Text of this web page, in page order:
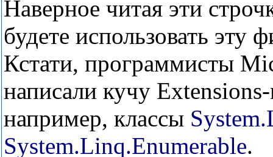
Наверное читая эти
будете использовать эту
Кстати, программисты
написали кучу
например, классы
System.Linq.Enumerable.